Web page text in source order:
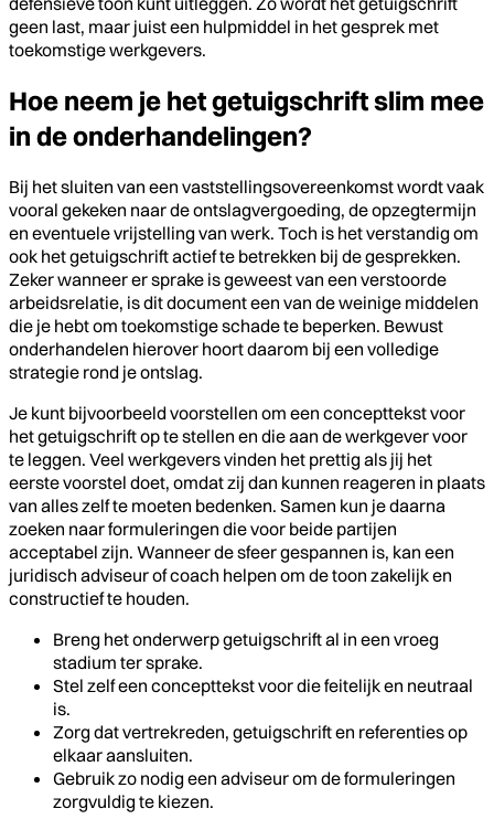
geen last, maar juist een hulpmiddel in het gesprek met
toekomstige werkgevers.
Hoe neem je het getuigschrift slim mee
in de onderhandelingen?
Bij het sluiten van een vaststellingsovereenkomst wordt vaak
vooral gekeken naar de ontslagvergoeding, de opzegtermijn
en eventuele vrijstelling van werk. Toch is het verstandig om
ook het getuigschrift actief te betrekken bij de gesprekken.
Zeker wanneer er sprake is geweest van een verstoorde
arbeidsrelatie, is dit document een van de weinige middelen
die je hebt om toekomstige schade te beperken. Bewust
onderhandelen hierover hoort daarom bij een volledige
strategie rond je ontslag.
Je kunt bijvoorbeeld voorstellen om een concepttekst voor
het getuigschrift op te stellen en die aan de werkgever voor
te leggen. Veel werkgevers vinden het prettig als jij het
eerste voorstel doet, omdat zij dan kunnen reageren in plaats
van alles zelf te moeten bedenken. Samen kun je daarna
zoeken naar formuleringen die voor beide partijen
acceptabel zijn. Wanneer de sfeer gespannen is, kan een
juridisch adviseur of coach helpen om de toon zakelijk en
constructief te houden.
Breng het onderwerp getuigschrift al in een vroeg
stadium ter sprake.
Stel zelf een concepttekst voor die feitelijk en neutraal
is.
Zorg dat vertrekreden, getuigschrift en referenties op
elkaar aansluiten.
Gebruik zo nodig een adviseur om de formuleringen
zorgvuldig te kiezen.